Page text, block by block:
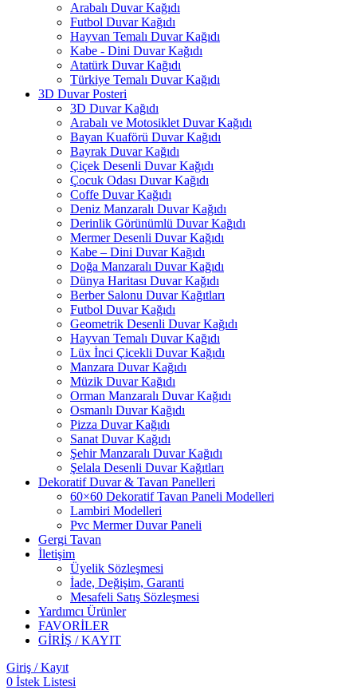
Arabalı Duvar Kağıdı
Futbol Duvar Kağıdı
Hayvan Temalı Duvar Kağıdı
Kabe - Dini Duvar Kağıdı
Atatürk Duvar Kağıdı
Türkiye Temalı Duvar Kağıdı
3D Duvar Posteri
3D Duvar Kağıdı
Arabalı ve Motosiklet Duvar Kağıdı
Bayan Kuaförü Duvar Kağıdı
Bayrak Duvar Kağıdı
Çiçek Desenli Duvar Kağıdı
Çocuk Odası Duvar Kağıdı
Coffe Duvar Kağıdı
Deniz Manzaralı Duvar Kağıdı
Derinlik Görünümlü Duvar Kağıdı
Mermer Desenli Duvar Kağıdı
Kabe – Dini Duvar Kağıdı
Doğa Manzaralı Duvar Kağıdı
Dünya Haritası Duvar Kağıdı
Berber Salonu Duvar Kağıtları
Futbol Duvar Kağıdı
Geometrik Desenli Duvar Kağıdı
Hayvan Temalı Duvar Kağıdı
Lüx İnci Çicekli Duvar Kağıdı
Manzara Duvar Kağıdı
Müzik Duvar Kağıdı
Orman Manzaralı Duvar Kağıdı
Osmanlı Duvar Kağıdı
Pizza Duvar Kağıdı
Sanat Duvar Kağıdı
Şehir Manzaralı Duvar Kağıdı
Şelala Desenli Duvar Kağıtları
Dekoratif Duvar & Tavan Panelleri
60×60 Dekoratif Tavan Paneli Modelleri
Lambiri Modelleri
Pvc Mermer Duvar Paneli
Gergi Tavan
İletişim
Üyelik Sözleşmesi
İade, Değişim, Garanti
Mesafeli Satış Sözleşmesi
Yardımcı Ürünler
FAVORİLER
GİRİŞ / KAYIT
Giriş / Kayıt
0 İstek Listesi